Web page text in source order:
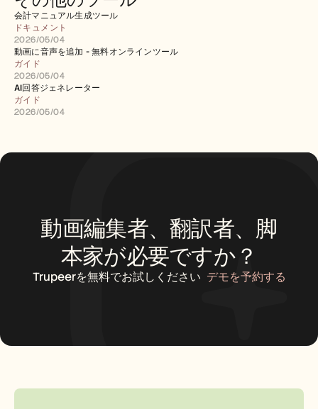
会計マニュアル生成ツール
ドキュメント
2026/05/04
動画に音声を追加 - 無料オンラインツール
ガイド
2026/05/04
AI回答ジェネレーター
ガイド
2026/05/04
動画編集者、翻訳者、脚
本家が必要ですか？
Trupeerを無料でお試しください デモを予約する